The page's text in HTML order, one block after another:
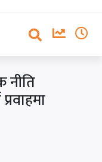
नीति